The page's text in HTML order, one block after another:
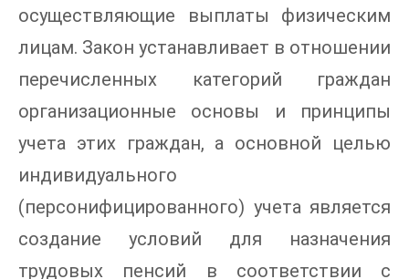
осуществляющие выплаты физическим
лицам. Закон устанавливает в отношении
перечисленных категорий граждан
организационные основы и принципы
учета этих граждан, а основной целью
индивидуального
(персонифицированного) учета является
создание условий для назначения
трудовых пенсий в соответствии с